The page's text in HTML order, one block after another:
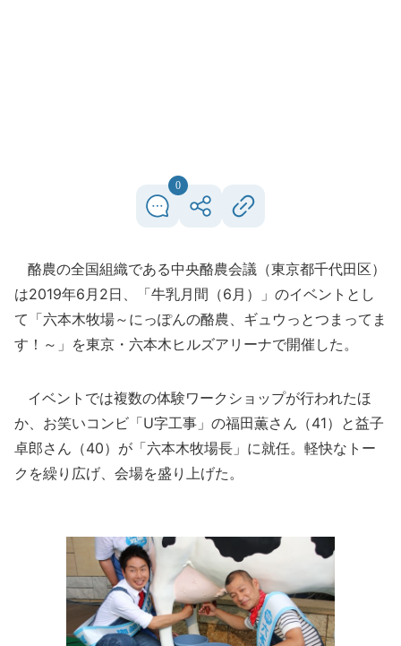
0
酪農の全国組織である中央酪農会議（東京都千代田区）
は2019年6月2日、「牛乳月間（6月）」のイベントとし
て「六本木牧場～にっぽんの酪農、ギュウっとつまってま
す！～」を東京・六本木ヒルズアリーナで開催した。
イベントでは複数の体験ワークショップが行われたほ
か、お笑いコンビ「U字工事」の福田薫さん（41）と益子
卓郎さん（40）が「六本木牧場長」に就任。軽快なトー
クを繰り広げ、会場を盛り上げた。